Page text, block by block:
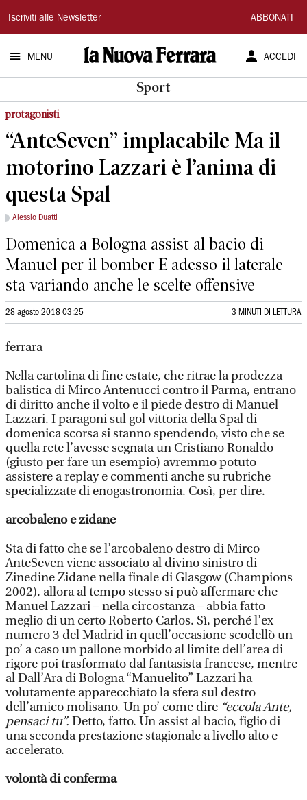
La
Nuova
Ferrara
Iscriviti alle Newsletter ABBONATI
MENU ACCEDI
Sport
protagonisti
“AnteSeven” implacabile Ma il
motorino Lazzari è l’anima di
questa Spal
Alessio Duatti
Domenica a Bologna assist al bacio di
Manuel per il bomber E adesso il laterale
sta variando anche le scelte offensive
28 agosto 2018 03:25 3 MINUTI DI LETTURA
ferrara
Nella cartolina di fine estate, che ritrae la prodezza
balistica di Mirco Antenucci contro il Parma, entrano
di diritto anche il volto e il piede destro di Manuel
Lazzari. I paragoni sul gol vittoria della Spal di
domenica scorsa si stanno spendendo, visto che se
quella rete l’avesse segnata un Cristiano Ronaldo
(giusto per fare un esempio) avremmo potuto
assistere a replay e commenti anche su rubriche
specializzate di enogastronomia. Così, per dire.
arcobaleno e zidane
Sta di fatto che se l’arcobaleno destro di Mirco
AnteSeven viene associato al divino sinistro di
Zinedine Zidane nella finale di Glasgow (Champions
2002), allora al tempo stesso si può affermare che
Manuel Lazzari – nella circostanza – abbia fatto
meglio di un certo Roberto Carlos. Sì, perché l’ex
numero 3 del Madrid in quell’occasione scodellò un
po’ a caso un pallone morbido al limite dell’area di
rigore poi trasformato dal fantasista francese, mentre
al Dall’Ara di Bologna “Manuelito” Lazzari ha
volutamente apparecchiato la sfera sul destro
dell’amico molisano. Un po’ come dire “eccola Ante,
pensaci tu”. Detto, fatto. Un assist al bacio, figlio di
una seconda prestazione stagionale a livello alto e
accelerato.
volontà di conferma